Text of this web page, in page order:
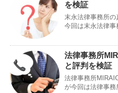
を検証
末永法律事務所
今回は末永法律
法律事務所
と評判を検証
法律事務所
が今回は法律事